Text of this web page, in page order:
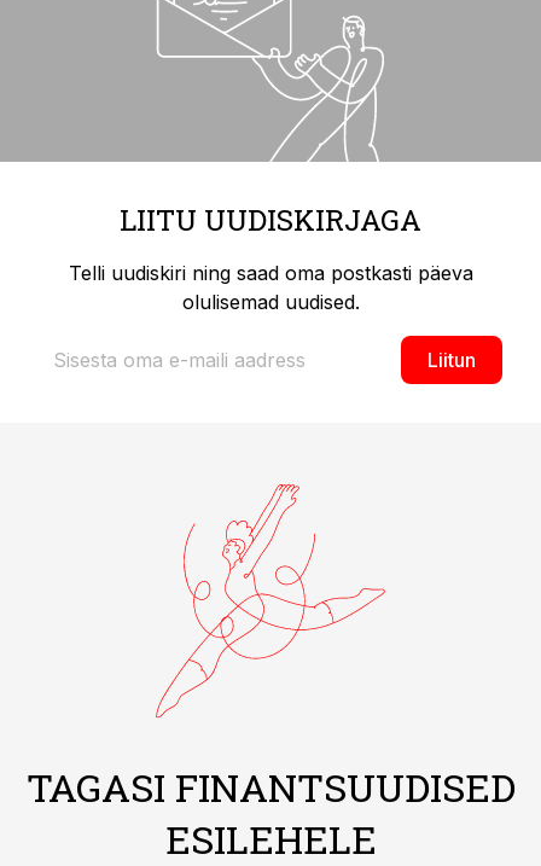
LIITU UUDISKIRJAGA
Telli uudiskiri ning saad oma postkasti päeva
olulisemad uudised.
Liitun
TAGASI FINANTSUUDISED
ESILEHELE